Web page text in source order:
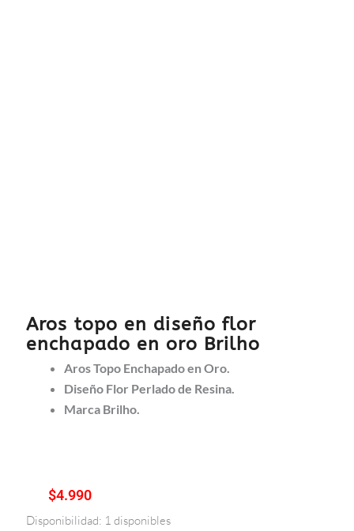
Aros topo en diseño flor
enchapado en oro Brilho
Aros Topo Enchapado en Oro.
Diseño Flor Perlado de Resina.
Marca Brilho.
$4.990
Disponibilidad: 1 disponibles
Aros